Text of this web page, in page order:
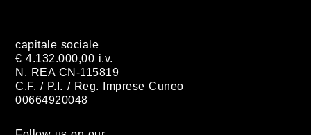
capitale sociale
€ 4.132.000,00 i.v.
N. REA CN-115819
C.F. / P.I. / Reg. Imprese Cuneo
00664920048